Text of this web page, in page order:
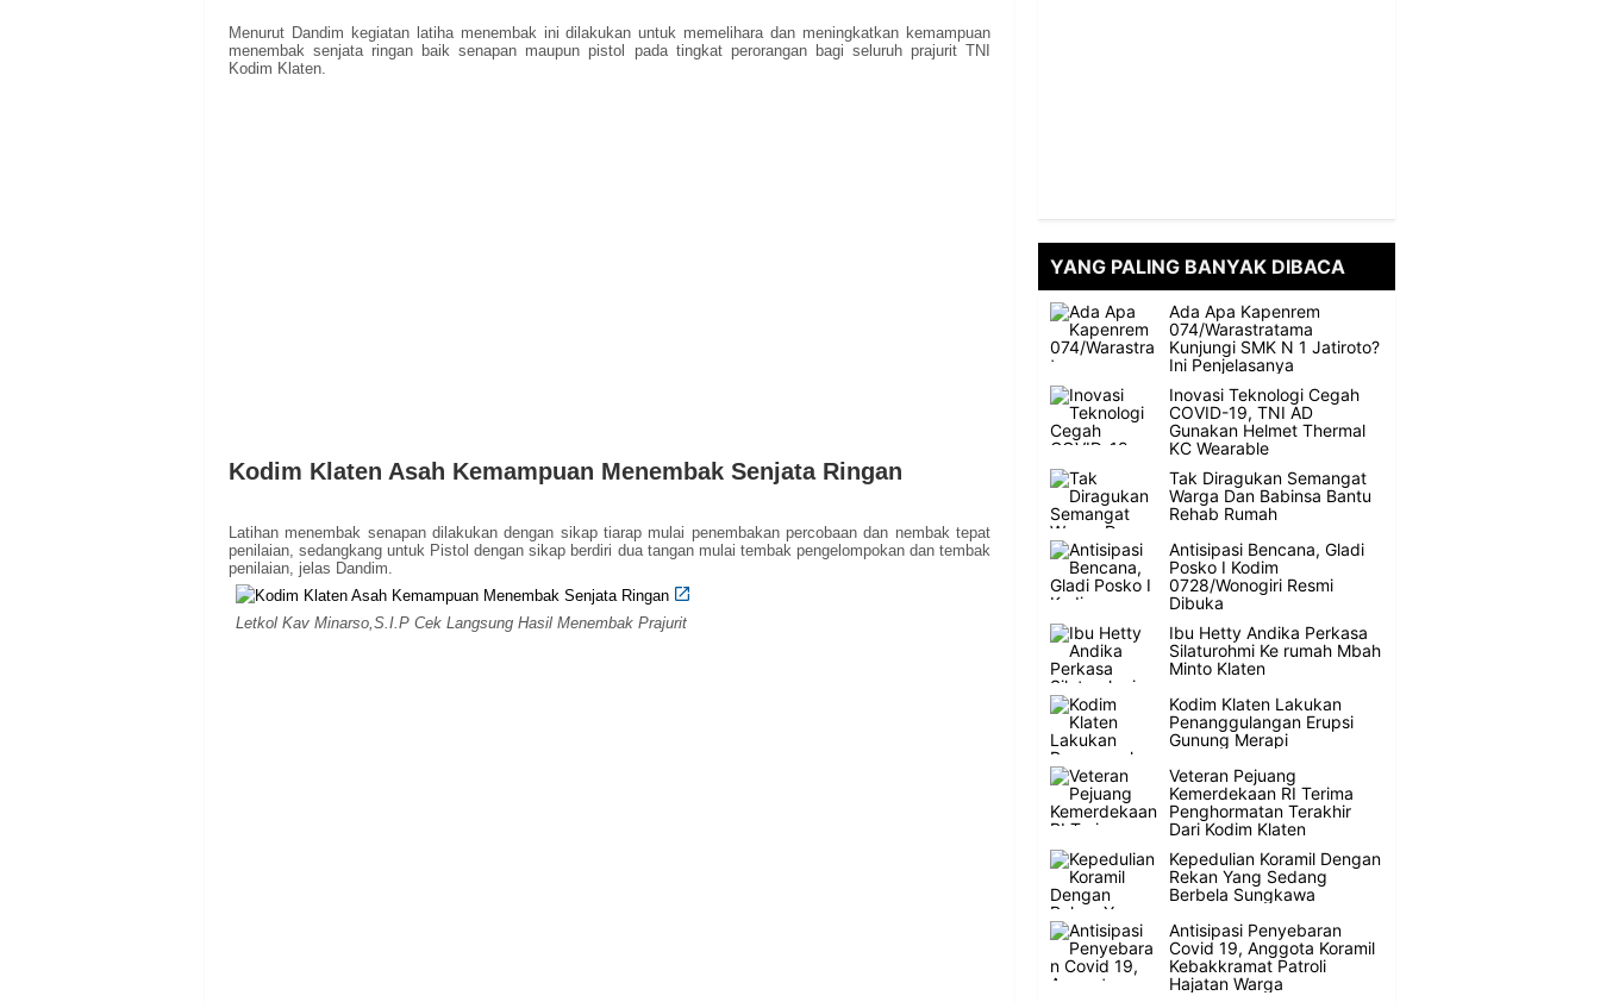
Menurut Dandim kegiatan latiha menembak ini dilakukan untuk memelihara dan meningkatkan kemampuan
menembak senjata ringan baik senapan maupun pistol pada tingkat perorangan bagi seluruh prajurit TNI
Kodim Klaten.
Kodim Klaten Asah Kemampuan Menembak Senjata Ringan
Latihan menembak senapan dilakukan dengan sikap tiarap mulai penembakan percobaan dan nembak tepat
penilaian, sedangkang untuk Pistol dengan sikap berdiri dua tangan mulai tembak pengelompokan dan tembak
penilaian, jelas Dandim.
Letkol Kav Minarso,S.I.P Cek Langsung Hasil Menembak Prajurit
YANG PALING BANYAK DIBACA
Ada Apa Kapenrem
074/Warastratama
Kunjungi SMK N 1 Jatiroto?
Ini Penjelasanya
Inovasi Teknologi Cegah
COVID-19, TNI AD
Gunakan Helmet Thermal
KC Wearable
Tak Diragukan Semangat
Warga Dan Babinsa Bantu
Rehab Rumah
Antisipasi Bencana, Gladi
Posko I Kodim
0728/Wonogiri Resmi
Dibuka
Ibu Hetty Andika Perkasa
Silaturohmi Ke rumah Mbah
Minto Klaten
Kodim Klaten Lakukan
Penanggulangan Erupsi
Gunung Merapi
Veteran Pejuang
Kemerdekaan RI Terima
Penghormatan Terakhir
Dari Kodim Klaten
Kepedulian Koramil Dengan
Rekan Yang Sedang
Berbela Sungkawa
Antisipasi Penyebaran
Covid 19, Anggota Koramil
Kebakkramat Patroli
Hajatan Warga